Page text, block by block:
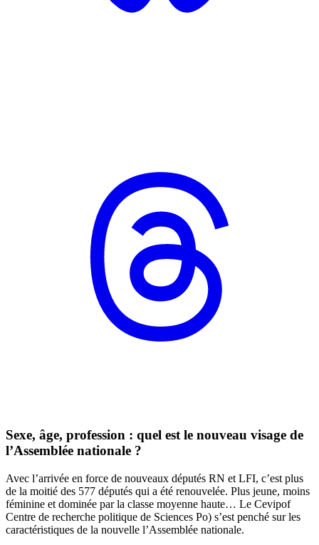
Sexe, âge, profession : quel est le nouveau visage de
l’Assemblée nationale ?
Avec l’arrivée en force de nouveaux députés RN et LFI, c’est plus
de la moitié des 577 députés qui a été renouvelée. Plus jeune, moins
féminine et dominée par la classe moyenne haute… Le Cevipof
Centre de recherche politique de Sciences Po) s’est penché sur les
caractéristiques de la nouvelle l’Assemblée nationale.